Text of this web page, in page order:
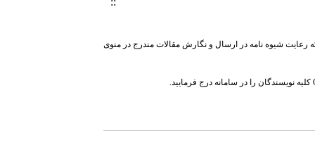
رعایت شیوه نامه در ارسال و نگارش مقالات مندرج در منوی